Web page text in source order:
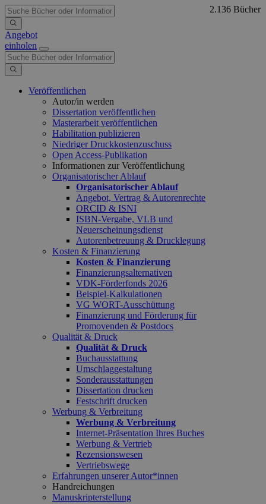
Angebot
einholen
Veröffentlichen
Autor/in werden
Dissertation veröffentlichen
Masterarbeit veröffentlichen
Habilitation publizieren
Niedriger Druckkostenzuschuss
Open Access-Publikation
Informationen zur Veröffentlichung
Organisatorischer Ablauf
Organisatorischer Ablauf
Angebot, Vertrag & Autorenrechte
ORCID & ISNI
ISBN-Vergabe, VLB und
Neuerscheinungsdienst
Autorenbetreuung & Drucklegung
Kosten & Finanzierung
Kosten & Finanzierung
Finanzierungsalternativen
VDK-Förderfonds 2026
Beispiel-Kalkulationen
VG WORT-Ausschüttung
Finanzierung und Förderung für
Promovenden & Postdocs
Qualität & Druck
Qualität & Druck
Buchausstattung
Umschlaggestaltung
Sonderausstattungen
Dissertation drucken
Festschrift drucken
Werbung & Verbreitung
Werbung & Verbreitung
Internet-Präsentation Ihres Buches
Werbung & Vertrieb
Rezensionswesen
Vertriebswege
Erfahrungen unserer Autor*innen
Handreichungen
Manuskripterstellung
2.136 Bücher